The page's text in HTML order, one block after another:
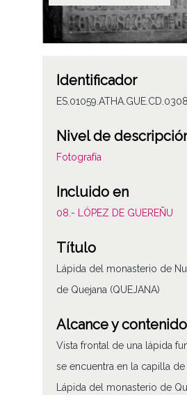
Identificador
Nivel de
Fotografía
Incluido en
08.- LÓPEZ DE GUEREÑU
Título
Lápida del monasterio de
de Quejana (QUEJANA)
Alcance y contenido
Vista frontal de una lápida
se encuentra en la capilla de
Lápida del monasterio de